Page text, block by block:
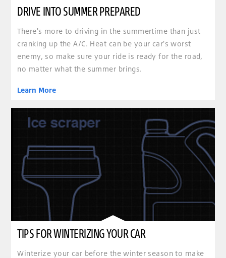
DRIVE INTO SUMMER PREPARED
There's more to driving in the summertime than just
cranking up the A/C. Heat can be your car's worst
enemy, so make sure your ride is ready for the road,
no matter what the summer brings.
Learn More
TIPS FOR WINTERIZING YOUR CAR
Winterize your car before the winter season to make